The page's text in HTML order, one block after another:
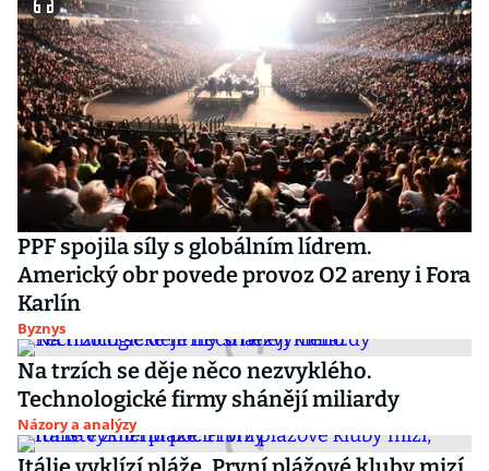
PPF spojila síly s globálním lídrem.
Americký obr povede provoz O2 areny i Fora
Karlín
Byznys
Na trzích se děje něco nezvyklého.
Technologické firmy shánějí miliardy
Názory a analýzy